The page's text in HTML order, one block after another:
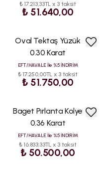
₺ 17.213,33TL x 3 taksit
₺ 51.640,00
Oval Tektaş Yüzük
0.30 Karat
EFT/HAVALE İle %5 İNDİRİM
₺ 17.250,00TL x 3 taksit
₺ 51.750,00
Baget Pırlanta Kolye
0.36 Karat
EFT/HAVALE İle %5 İNDİRİM
₺ 16.833,33TL x 3 taksit
₺ 50.500,00